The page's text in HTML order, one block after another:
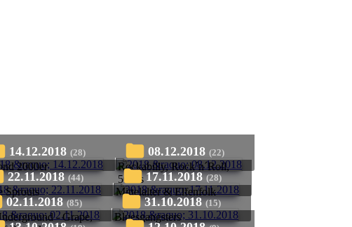
14.12.2018 (28)
2000er
08.12.2018 (22)
Rockabilly, Rock´n´Roll,
50ties
22.11.2018 (44)
Sprouts
17.11.2018 (28)
Mittelalter & Elfenfolk
02.11.2018 (85)
- Grape,
31.10.2018 (15)
Bluesgangsters